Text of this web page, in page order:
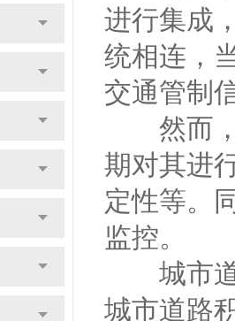
进行集成
统相连，
交通管制
然而，
期对其进
定性等。
监控。
城市道
城市道路